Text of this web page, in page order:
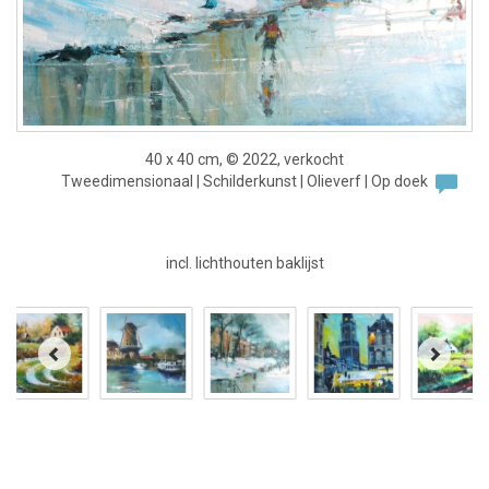
40 x 40 cm, © 2022, verkocht
Tweedimensionaal | Schilderkunst | Olieverf | Op doek
incl. lichthouten baklijst